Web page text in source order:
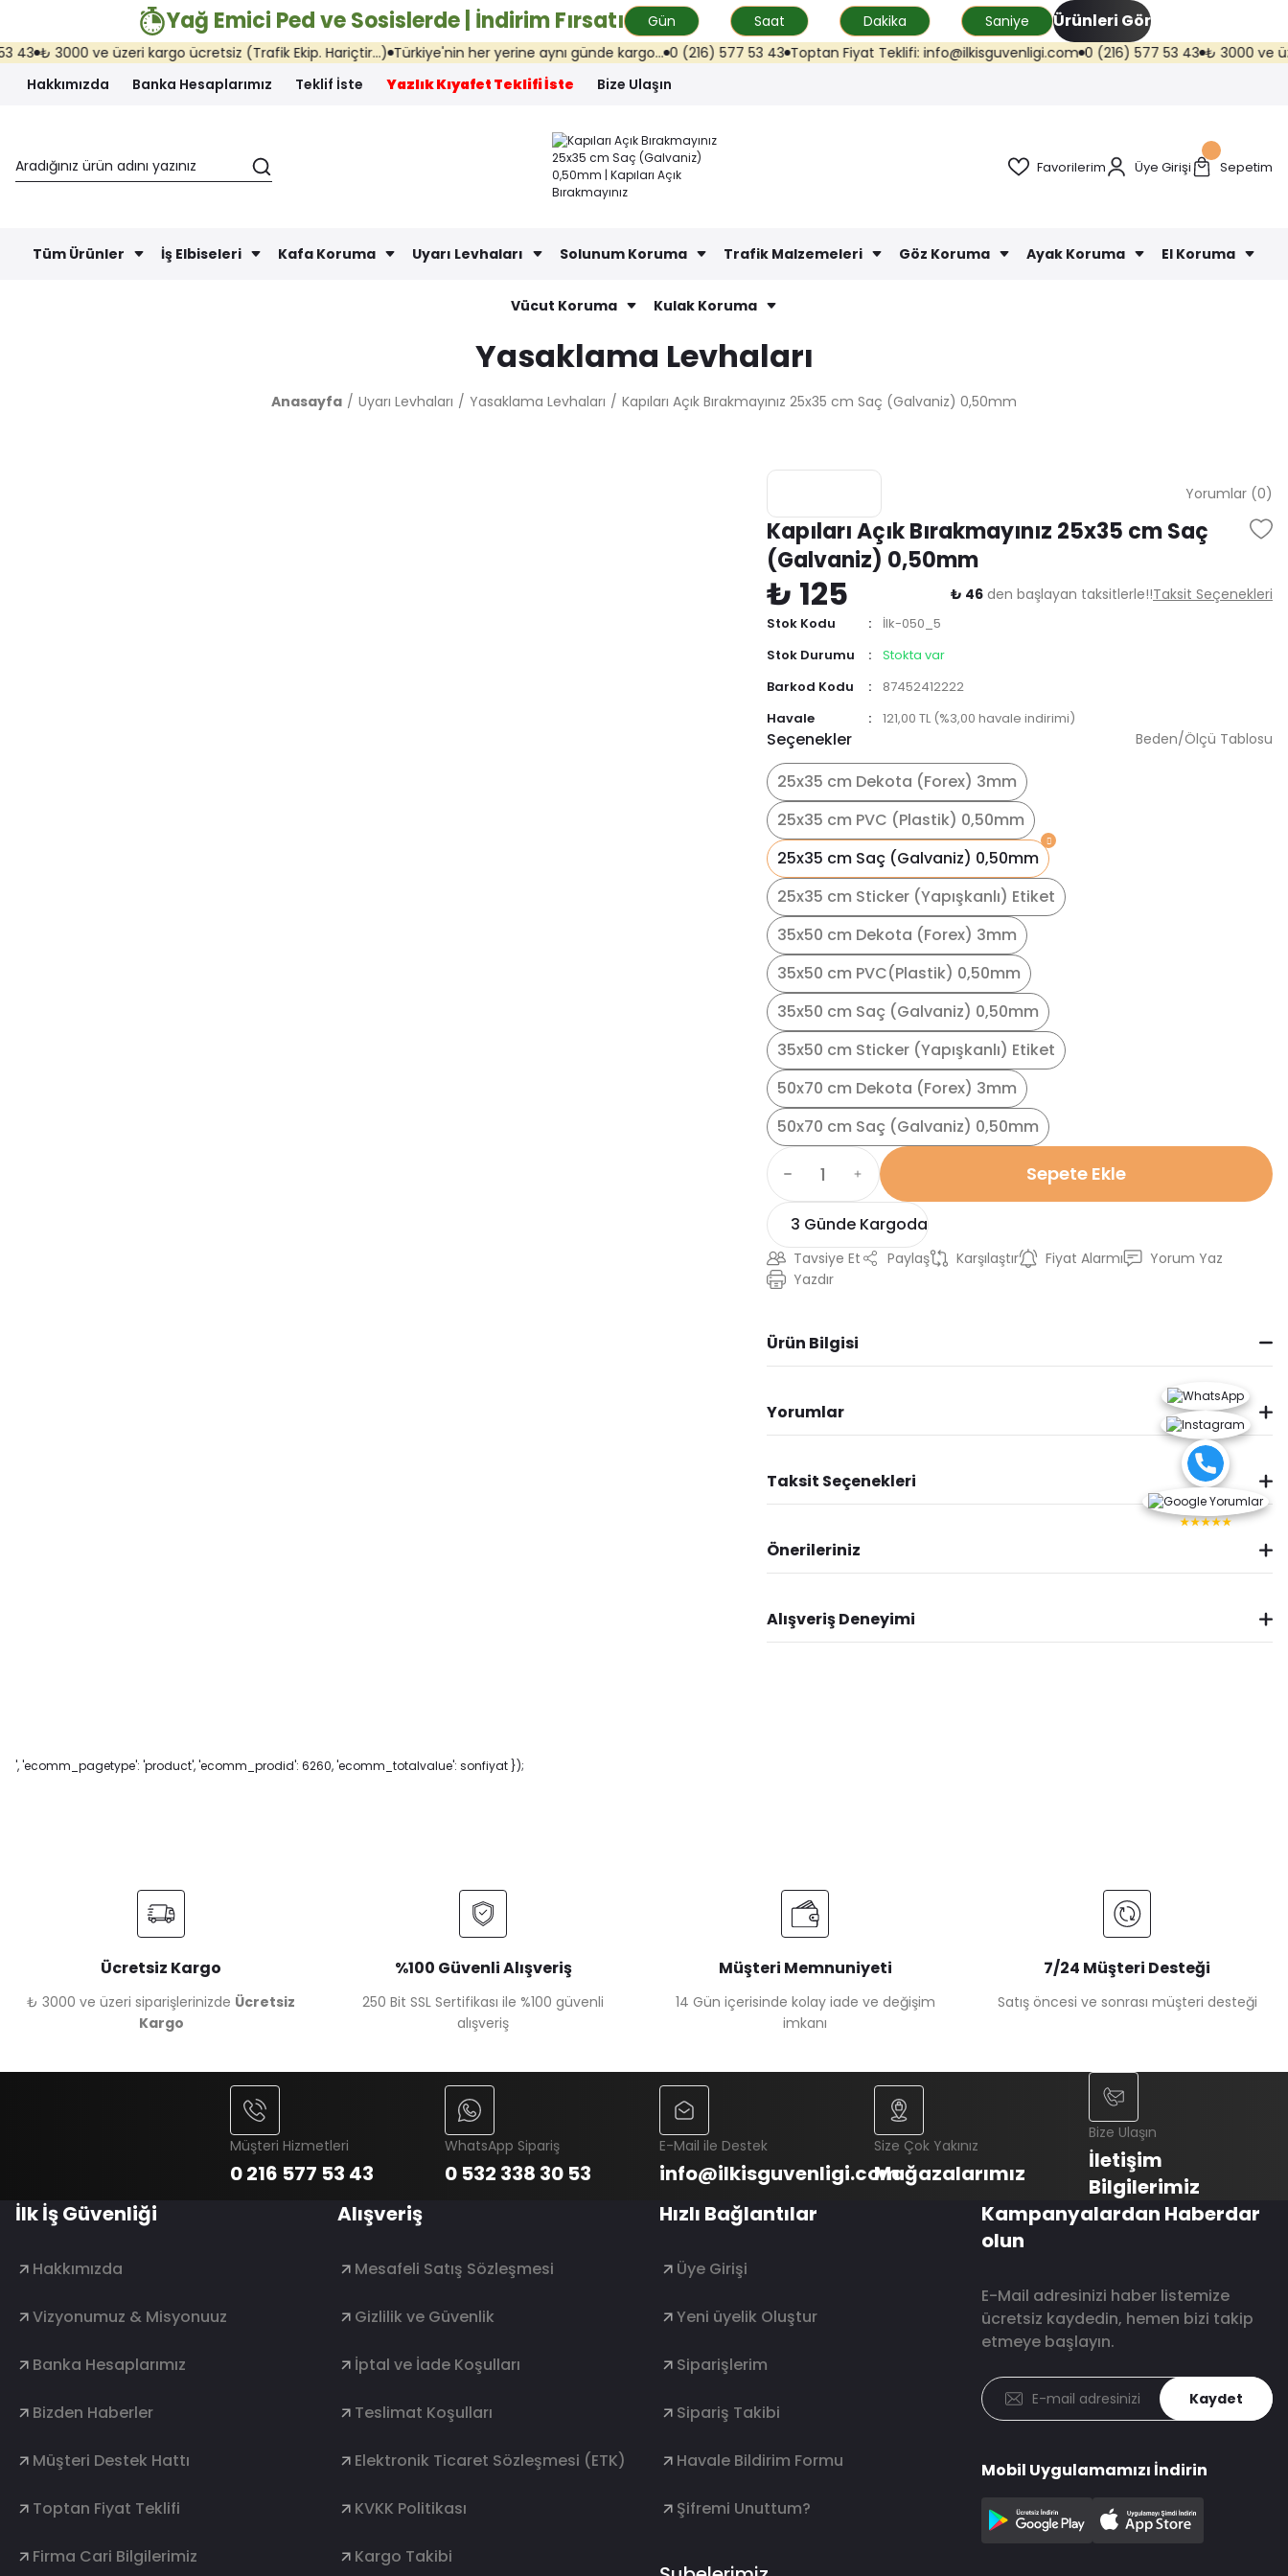
Yağ Emici Ped ve Sosislerde | İndirim Fırsatı Gün Saat Dakika Saniye Ürünleri Gör
3000 ve üzeri kargo ücretsiz (Trafik Ekip. Hariçtir...) Türkiye'nin her yerine aynı günde kargo... 0 (216) 577 53 43 Toptan Fiyat Teklifi: info@ilkisguvenligi.com 0 (216) 577 53 43 ₺ 3000 ve üzeri
Hakkımızda
Banka Hesaplarımız Teklif İste Yazlık Kıyafet Teklifi İste Bize Ulaşın
Favorilerim Üye Girişi Sepetim
Tüm Ürünler İş Elbiseleri Kafa Koruma Uyarı Levhaları Solunum Koruma Trafik Malzemeleri Göz Koruma Ayak Koruma El Koruma
Vücut Koruma Kulak Koruma
Yasaklama Levhaları
Anasayfa Uyarı Levhaları Yasaklama Levhaları Kapıları Açık Bırakmayınız 25x35 cm Saç (Galvaniz) 0,50mm
Yorumlar (0)
Kapıları Açık Bırakmayınız 25x35 cm Saç
(Galvaniz) 0,50mm
₺ 125 ₺ 46 den başlayan taksitlerle!!Taksit Seçenekleri
Stok Kodu
İlk-050_5
Stok Durumu
Stokta var
Barkod Kodu
87452412222
Havale
121,00 TL (%3,00 havale indirimi)
Seçenekler
25x35 cm Dekota (Forex) 3mm
25x35 cm PVC (Plastik) 0,50mm
25x35 cm Saç (Galvaniz) 0,50mm
25x35 cm Sticker (Yapışkanlı) Etiket
35x50 cm Dekota (Forex) 3mm
35x50 cm PVC(Plastik) 0,50mm
35x50 cm Saç (Galvaniz) 0,50mm
35x50 cm Sticker (Yapışkanlı) Etiket
50x70 cm Dekota (Forex) 3mm
50x70 cm Saç (Galvaniz) 0,50mm
Beden/Ölçü Tablosu
Sepete Ekle
3 Günde Kargoda
Tavsiye Et Paylaş Karşılaştır Fiyat Alarmı
Yorum Yaz
Yazdır
Ürün Bilgisi
Yorumlar
Taksit Seçenekleri
Önerileriniz
Alışveriş Deneyimi
', 'ecomm_pagetype': 'product', 'ecomm_prodid': 6260, 'ecomm_totalvalue': sonfiyat });
Ücretsiz Kargo
₺ 3000 ve üzeri siparişlerinizde Ücretsiz
Kargo
%100 Güvenli Alışveriş
250 Bit SSL Sertifikası ile %100 güvenli
alışveriş
Müşteri Memnuniyeti
14 Gün içerisinde kolay iade ve değişim
imkanı
7/24 Müşteri Desteği
Satış öncesi ve sonrası müşteri desteği
Müşteri Hizmetleri
0 216 577 53 43
WhatsApp Sipariş
0 532 338 30 53
E-Mail ile Destek
info@ilkisguvenligi.com
Size Çok Yakınız
Mağazalarımız
Bize Ulaşın
İletişim
Bilgilerimiz
İlk İş Güvenliği
Hakkımızda
Vizyonumuz & Misyonuuz
Banka Hesaplarımız
Bizden Haberler
Müşteri Destek Hattı
Toptan Fiyat Teklifi
Firma Cari Bilgilerimiz
Alışveriş
Mesafeli Satış Sözleşmesi
Gizlilik ve Güvenlik
İptal ve İade Koşulları
Teslimat Koşulları
Elektronik Ticaret Sözleşmesi (ETK)
KVKK Politikası
Kargo Takibi
Hızlı Bağlantılar
Üye Girişi
Yeni üyelik Oluştur
Siparişlerim
Sipariş Takibi
Havale Bildirim Formu
Şifremi Unuttum?
★★★★★
Kampanyalardan Haberdar
olun
E-Mail adresinizi haber listemize
ücretsiz kaydedin, hemen bizi takip
etmeye başlayın.
Kaydet
Mobil Uygulamamızı İndirin